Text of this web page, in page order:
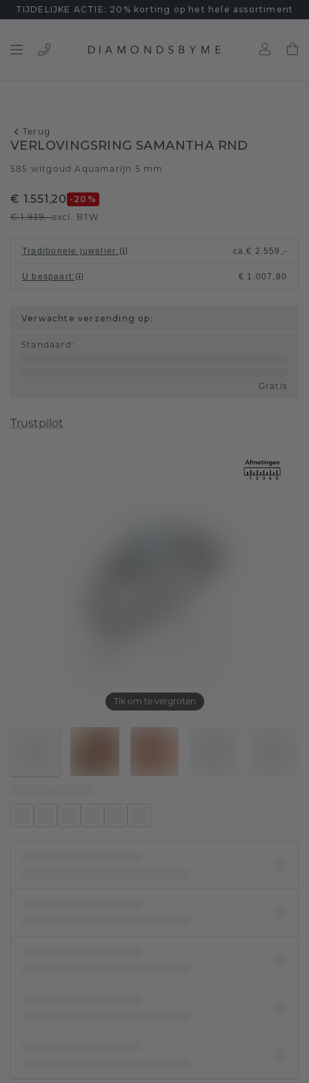
TIJDELIJKE ACTIE: 20% korting op het hele assortiment
Terug
Tik om te vergroten
VERLOVINGSRING SAMANTHA RND
585 witgoud /Aquamarijn 5 mm
€ 1.551,20 -20 %
€ 1.939,-excl. BTW
Traditionele juwelier: ca.€ 2.559,-
U bespaart: € 1.007,80
Verwachte verzending op:
Standaard :
Gratis
Trustpilot